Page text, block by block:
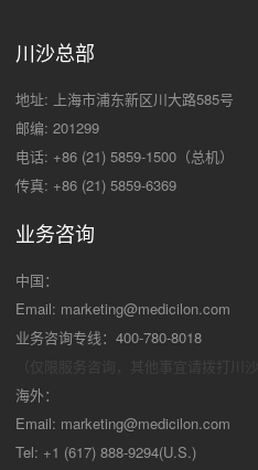
川沙总部
地址: 上海市浦东新区川大路585号
邮编: 201299
电话: +86 (21) 5859-1500（总机）
传真: +86 (21) 5859-6369
业务咨询
中国：
Email: marketing@medicilon.com
业务咨询专线：400-780-8018
海外：
Email: marketing@medicilon.com
Tel: +1 (617) 888-9294(U.S.)